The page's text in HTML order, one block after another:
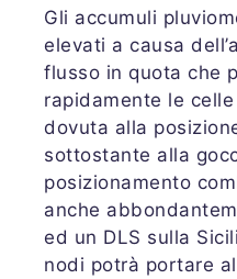
Gli accumuli
elevati a causa
flusso in quota che
rapidamente le
dovuta alla
sottostante alla
posizionamento
anche
ed un DLS sulla
nodi potrà portare